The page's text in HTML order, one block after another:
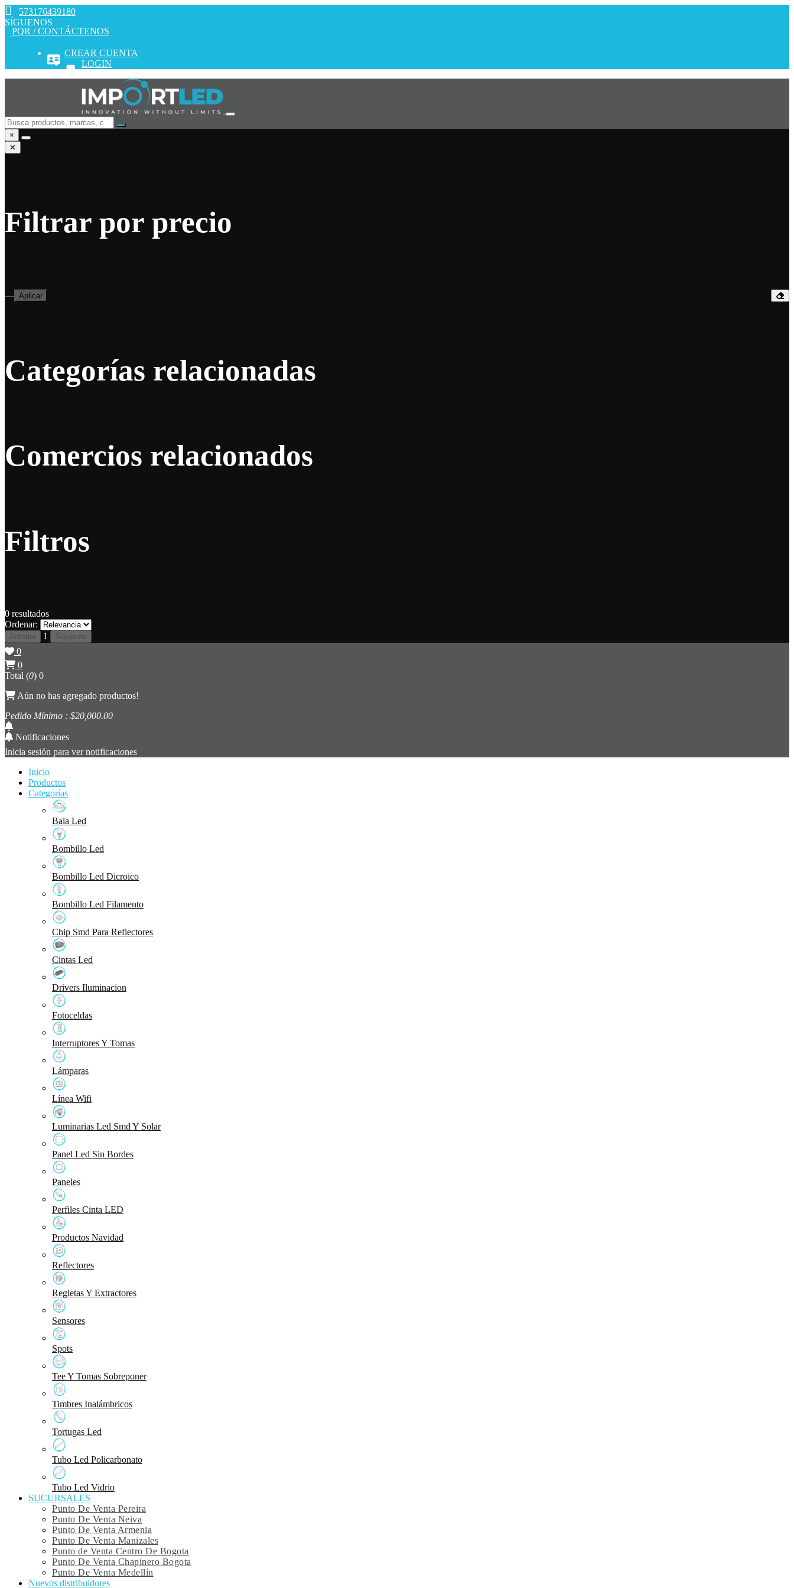
573176439180
SÍGUENOS
PQR / CONTÁCTENOS
CREAR CUENTA
LOGIN
×
✕
Filtrar por precio
— Aplicar
Categorías relacionadas
Comercios relacionados
Filtros
0 resultados
Ordenar:
Anterior 1 Siguiente
0
0
Total (0) 0
Aún no has agregado productos!
Pedido Mínimo : $20,000.00
Notificaciones
Inicia sesión para ver notificaciones
Inicio
Productos
Categorías
Bala Led
Bombillo Led
Bombillo Led Dicroico
Bombillo Led Filamento
Chip Smd Para Reflectores
Cintas Led
Drivers Iluminacion
Fotoceldas
Interruptores Y Tomas
Lámparas
Línea Wifi
Luminarias Led Smd Y Solar
Panel Led Sin Bordes
Paneles
Perfiles Cinta LED
Productos Navidad
Reflectores
Regletas Y Extractores
Sensores
Spots
Tee Y Tomas Sobreponer
Timbres Inalámbricos
Tortugas Led
Tubo Led Policarbonato
Tubo Led Vidrio
SUCURSALES
Punto De Venta Pereira
Punto De Venta Neiva
Punto De Venta Armenia
Punto De Venta Manizales
Punto de Venta Centro De Bogota
Punto De Venta Chapinero Bogota
Punto De Venta Medellín
Nuevos distribuidores